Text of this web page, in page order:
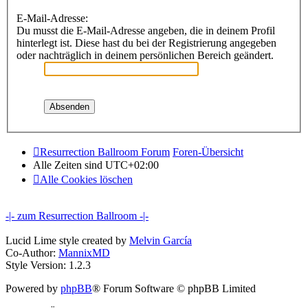
E-Mail-Adresse:
Du musst die E-Mail-Adresse angeben, die in deinem Profil
hinterlegt ist. Diese hast du bei der Registrierung angegeben
oder nachträglich in deinem persönlichen Bereich geändert.
Resurrection Ballroom Forum Foren-Übersicht
Alle Zeiten sind UTC+02:00
Alle Cookies löschen
-|- zum Resurrection Ballroom -|-
Lucid Lime style created by Melvin García
Co-Author: MannixMD
Style Version: 1.2.3
Powered by phpBB® Forum Software © phpBB Limited